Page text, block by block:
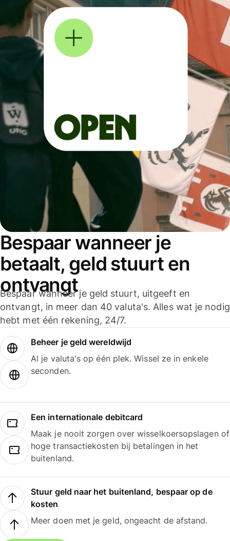
Bespaar wanneer je
betaalt, geld stuurt en
ontvangt
Bespaar wanneer je geld stuurt, uitgeeft en
ontvangt, in meer dan 40 valuta's. Alles wat je nodig
hebt met één rekening, 24/7.
Beheer je geld wereldwijd
Al je valuta's op één plek. Wissel ze in enkele
seconden.
Een internationale debitcard
Maak je nooit zorgen over wisselkoersopslagen of
hoge transactiekosten bij betalingen in het
buitenland.
Stuur geld naar het buitenland, bespaar op de
kosten
Meer doen met je geld, ongeacht de afstand.